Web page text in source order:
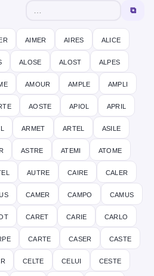
⧉
aimer aires alice
alose alost alpes
amour ample ampli
aoste apiol april
armet artel asile
astre atemi atome
autre caire caler
camer campo camus
caret carie carlo
carte caser caste
celte celui ceste